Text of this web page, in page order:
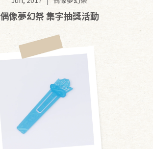
偶像夢幻祭 集字抽獎活動